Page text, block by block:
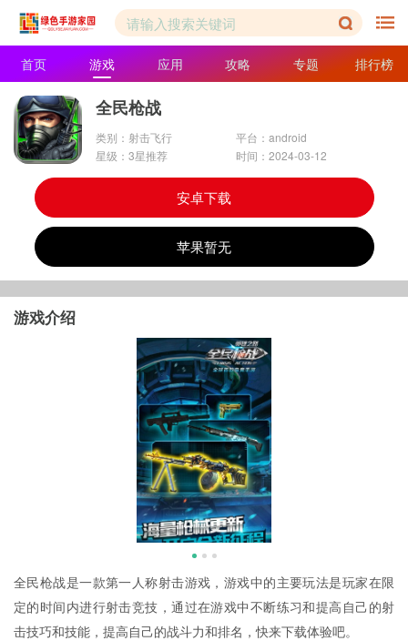
首页 游戏 应用 攻略 专题 排行榜
全民枪战
类别：射击飞行
平台：android
星级：3星推荐
时间：2024-03-12
安卓下载
苹果暂无
游戏介绍
全民枪战是一款第一人称射击游戏，游戏中的主要玩法是玩家在限
定的时间内进行射击竞技，通过在游戏中不断练习和提高自己的射
击技巧和技能，提高自己的战斗力和排名，快来下载体验吧。